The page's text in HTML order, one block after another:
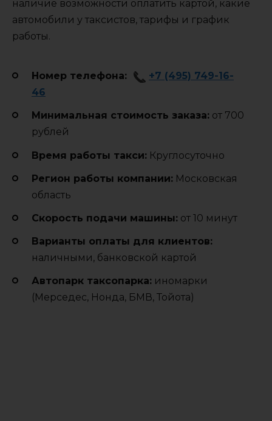
наличие возможности оплатить картой, какие
автомобили у таксистов, тарифы и график
работы.
Номер телефона:
+7 (495) 749-16-
46
Минимальная стоимость заказа: от 700
рублей
Время работы такси: Круглосуточно
Регион работы компании: Московская
область
Cкорость подачи машины: от 10 минут
Варианты оплаты для клиентов:
наличными, банковской картой
Автопарк таксопарка: иномарки
(Мерседес, Нонда, БМВ, Тойота)